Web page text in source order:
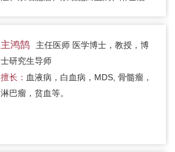
主鸿鹄
主任医师 医学博士，教授，博
士研究生导师
擅长： 血液病，白血病，MDS, 骨髓瘤，
淋巴瘤，贫血等。